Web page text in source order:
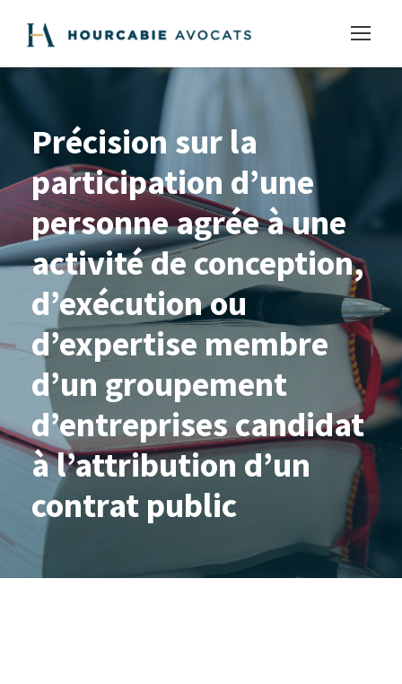
Précision sur la
participation d’une
personne agrée à une
activité de conception,
d’exécution ou
d’expertise membre
d’un groupement
d’entreprises candidat
à l’attribution d’un
contrat public